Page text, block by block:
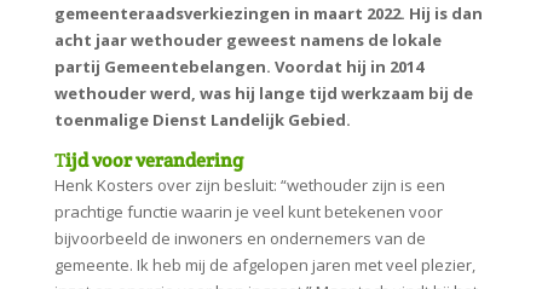
gemeenteraadsverkiezingen in maart 2022. Hij is dan
acht jaar wethouder geweest namens de lokale
partij Gemeentebelangen. Voordat hij in 2014
wethouder werd, was hij lange tijd werkzaam bij de
toenmalige Dienst Landelijk Gebied.
Tijd voor verandering
Henk Kosters over zijn besluit: “wethouder zijn is een
prachtige functie waarin je veel kunt betekenen voor
bijvoorbeeld de inwoners en ondernemers van de
gemeente. Ik heb mij de afgelopen jaren met veel plezier,